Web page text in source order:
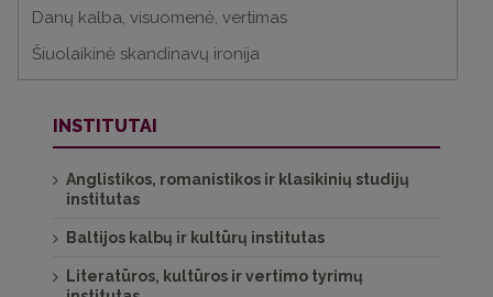
Danų kalba, visuomenė, vertimas
Šiuolaikinė skandinavų ironija
INSTITUTAI
Anglistikos, romanistikos ir klasikinių studijų
institutas
Baltijos kalbų ir kultūrų institutas
Literatūros, kultūros ir vertimo tyrimų